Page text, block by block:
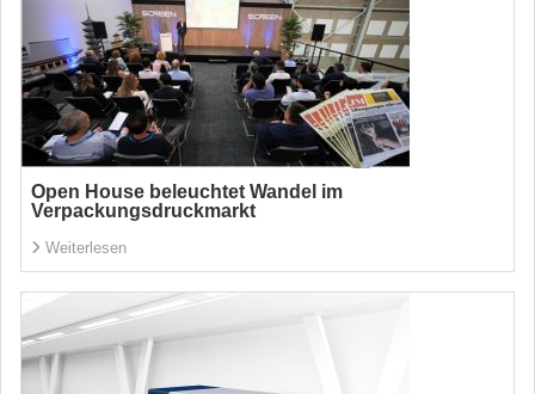
Open House beleuchtet Wandel im
Verpackungsdruckmarkt
Weiterlesen